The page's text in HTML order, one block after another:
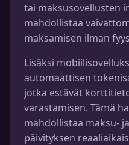
tai maksusovellusten
mahdollistaa
maksamisen ilman
Lisäksi
automaattisen
jotka estävät
varastamisen. Tämä
mahdollistaa maksu-
päivityksen